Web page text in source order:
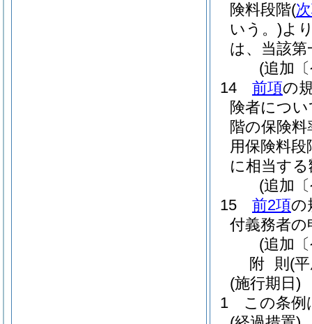
険料段階(
いう。)よ
は、当該
(追加
14
前項の
険者につ
階の保険
用保険料
に相当す
(追加
15
前2項の
付義務者
(追加
附 則 (
(施行期日)
1
この条例